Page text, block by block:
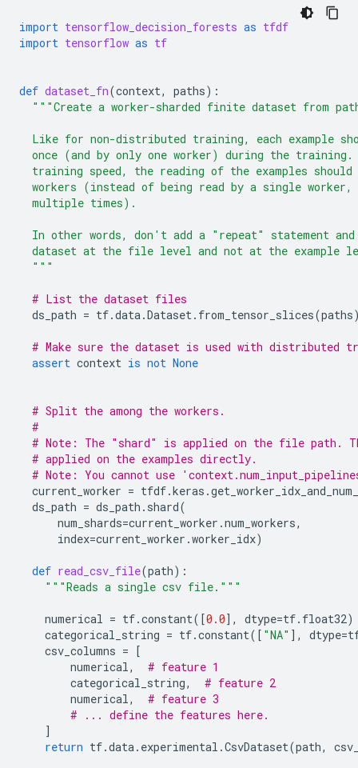
import tensorflow_decision_forests as tfdf
import tensorflow as tf
def dataset_fn(context, paths):
"""Create a worker-sharded finite dataset from
Like for non-distributed training, each example
once (and by only one worker) during the
training speed, the reading of the examples
workers (instead of being read by a single worker,
  multiple times).
In other words, don't add a "repeat" statement
dataset at the file level and not at the example
  """
# List the dataset files
ds_path = tf.data.Dataset. from_tensor_slices(paths
# Make sure the dataset is used with distributed
assert context is not None
# Split the among the workers.
#
# Note: The "shard" is applied on the file path.
# applied on the examples directly.
# Note: You cannot use
current_worker = tfdf.keras .
ds_path = ds_path . shard(
num_shards=current_worker .num_workers,
index=current_worker .worker_idx)
def read_csv_file(path):
"""Reads a single csv file."""
numerical = tf.constant([0.0], dtype=tf. float32)
categorical_string = tf.constant([ "NA" ], dtype=
csv_columns = [
numerical,
# feature 1
categorical_string,
# feature 2
numerical,
# feature 3
# ... define the features here.
]
return tf.data. experimental .CsvDataset(path,